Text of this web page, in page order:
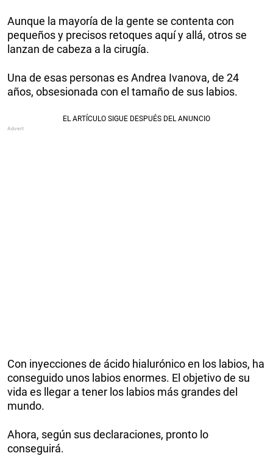
Aunque la mayoría de la gente se contenta con
pequeños y precisos retoques aquí y allá, otros se
lanzan de cabeza a la cirugía.
Una de esas personas es Andrea Ivanova, de 24
años, obsesionada con el tamaño de sus labios.
Con inyecciones de ácido hialurónico en los labios, ha
conseguido unos labios enormes. El objetivo de su
vida es llegar a tener los labios más grandes del
mundo.
Ahora, según sus declaraciones, pronto lo
conseguirá.